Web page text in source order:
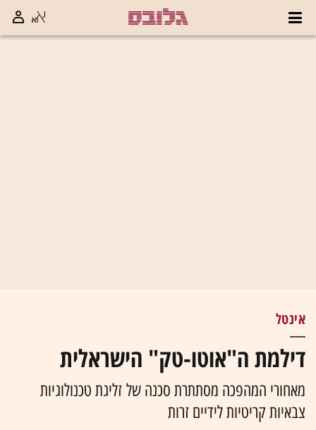
אינטל
דילמת ה"אוטו-טק" הישראלית
מאחורי המהפכה מסתתרת סכנה של זליגת טכנולוגיות
צבאיות קריטיות לידיים זרות